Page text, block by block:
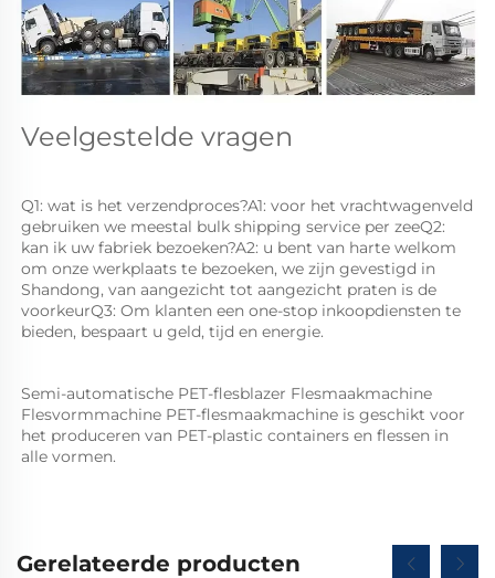
Veelgestelde vragen
Q1: wat is het verzendproces?A1: voor het vrachtwagenveld
gebruiken we meestal bulk shipping service per zeeQ2:
kan ik uw fabriek bezoeken?A2: u bent van harte welkom
om onze werkplaats te bezoeken, we zijn gevestigd in
Shandong, van aangezicht tot aangezicht praten is de
voorkeurQ3: Om klanten een one-stop inkoopdiensten te
bieden, bespaart u geld, tijd en energie.
Semi-automatische PET-flesblazer Flesmaakmachine
Flesvormmachine PET-flesmaakmachine is geschikt voor
het produceren van PET-plastic containers en flessen in
alle vormen.
Gerelateerde producten